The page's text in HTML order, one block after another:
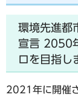
環境先進都
宣言 2050
ロを目指し
2021年に開催